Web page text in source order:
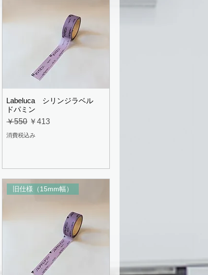
Labeluca シリンジラベル
ドパミン
通常価格
￥550 セール価格
￥413
消費税込み
旧仕様（15mm幅）